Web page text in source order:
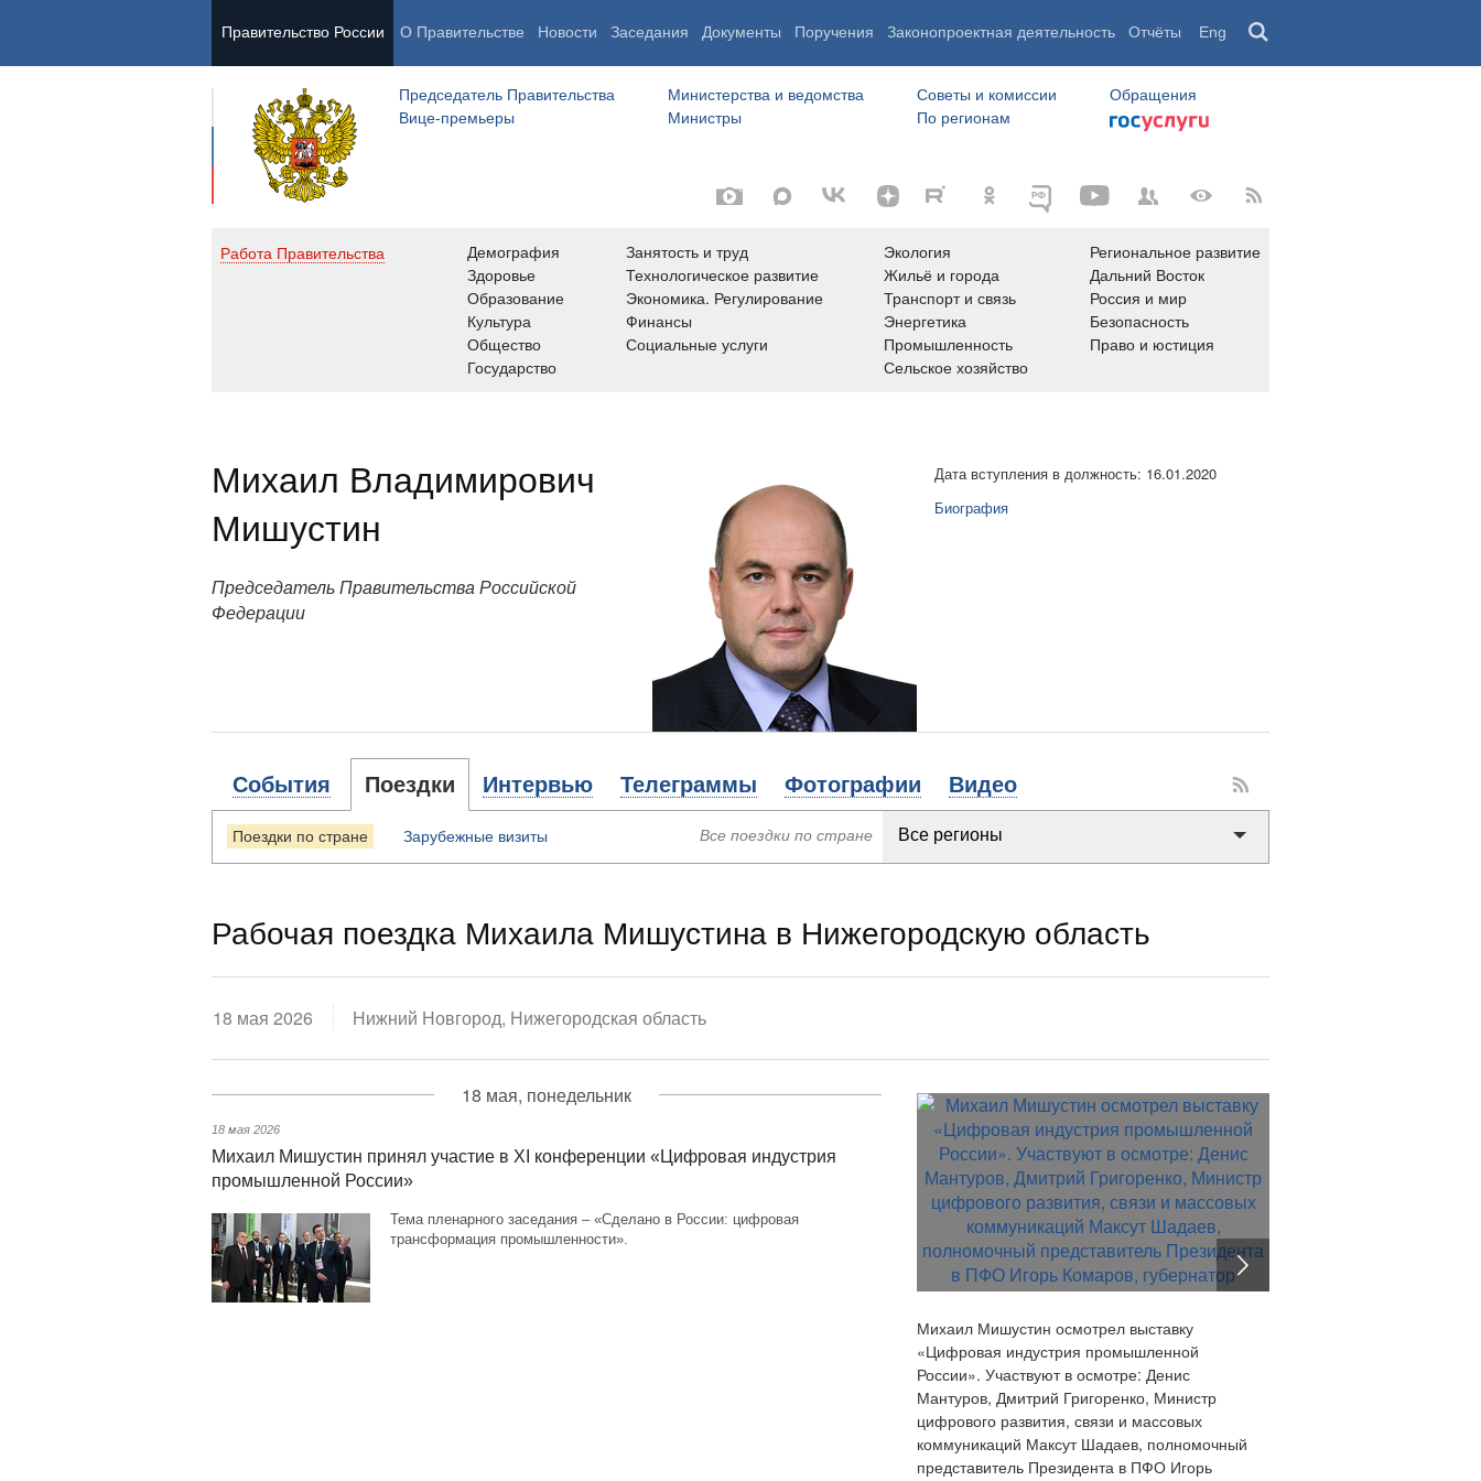
Правительство России О Правительстве Новости Заседания Документы Поручения Законопроектная деятельность Отчёты Eng
Председатель Правительства
Вице-премьеры
Министерства и ведомства
Министры
Советы и комиссии
По регионам
Обращения
Работа Правительства
Демография
Здоровье
Образование
Культура
Общество
Государство
Занятость и труд
Технологическое развитие
Экономика. Регулирование
Финансы
Социальные услуги
Экология
Жильё и города
Транспорт и связь
Энергетика
Промышленность
Сельское хозяйство
Региональное развитие
Дальний Восток
Россия и мир
Безопасность
Право и юстиция
Михаил Владимирович
Мишустин
Председатель Правительства Российской
Федерации
Дата вступления в должность: 16.01.2020
Биография
События Поездки Интервью Телеграммы Фотографии Видео
Поездки по стране Зарубежные визиты Все поездки по стране
Рабочая поездка Михаила Мишустина в Нижегородскую область
18 мая 2026 Нижний Новгород, Нижегородская область
18 мая, понедельник
18 мая 2026
Михаил Мишустин принял участие в XI конференции «Цифровая индустрия
промышленной России»
Тема пленарного заседания – «Сделано в России: цифровая
трансформация промышленности».
Михаил Мишустин осмотрел выставку
«Цифровая индустрия промышленной
России». Участвуют в осмотре: Денис
Мантуров, Дмитрий Григоренко, Министр
цифрового развития, связи и массовых
коммуникаций Максут Шадаев, полномочный
представитель Президента в ПФО Игорь